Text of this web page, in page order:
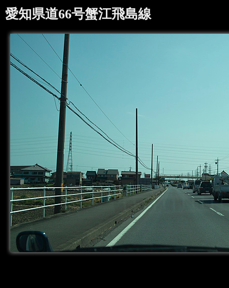
愛知県道66号蟹江飛島線